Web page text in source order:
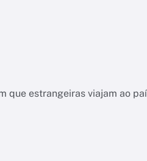
que estrangeiras viajam ao